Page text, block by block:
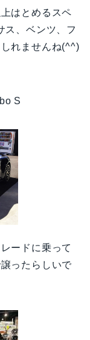
はとめるスペ
ス、ベンツ、フ
れませんね(^^)
S
ードに乗って
ったらしいで